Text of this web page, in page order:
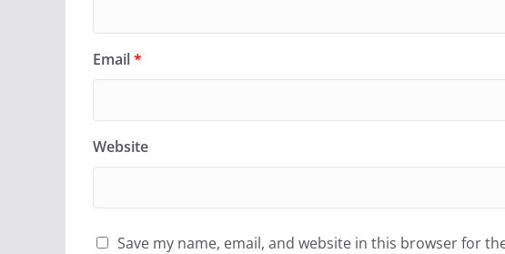
Email*
Website
Save my name, email, and website in this browser for